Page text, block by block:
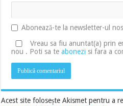
Abonează-te la newsletter-ul
Vreau sa fiu anuntat(a) prin
nou . Poti sa teabonezi si fara a
Acest site folosește Akismet pentru a